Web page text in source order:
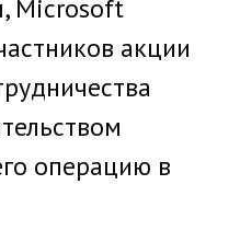
Microsoft
акции
операцию в